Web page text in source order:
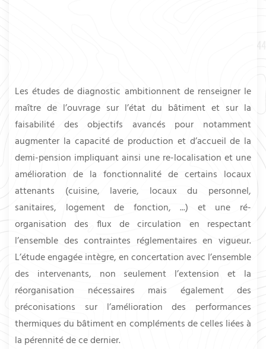
Les études de diagnostic ambitionnent de renseigner le
maître de l’ouvrage sur l’état du bâtiment et sur la
faisabilité des objectifs avancés pour notamment
augmenter la capacité de production et d’accueil de la
demi-pension impliquant ainsi une re-localisation et une
amélioration de la fonctionnalité de certains locaux
attenants (cuisine, laverie, locaux du personnel,
sanitaires, logement de fonction, ...) et une ré-
organisation des flux de circulation en respectant
l’ensemble des contraintes réglementaires en vigueur.
L’étude engagée intègre, en concertation avec l’ensemble
des intervenants, non seulement l’extension et la
réorganisation nécessaires mais également des
préconisations sur l’amélioration des performances
thermiques du bâtiment en compléments de celles liées à
la pérennité de ce dernier.